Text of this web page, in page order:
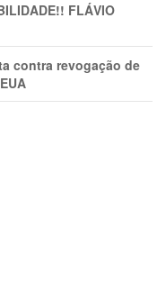
FLÁVIO
contra revogação de